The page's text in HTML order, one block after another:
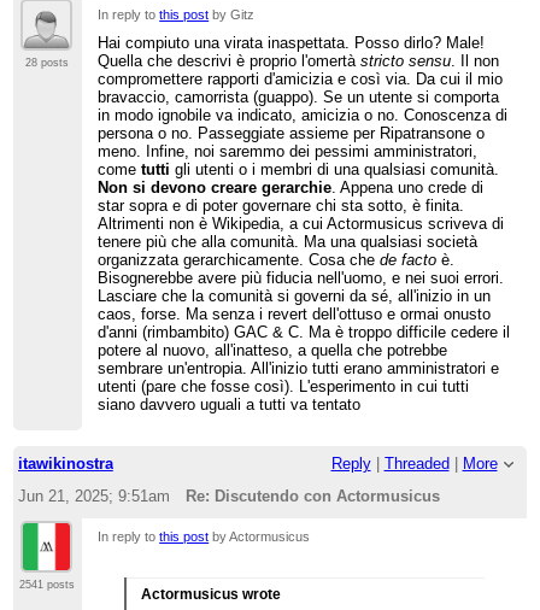
28 posts
In reply tothis post by Gitz
Hai compiuto una virata inaspettata. Posso dirlo? Male!
Quella che descrivi è proprio l'omertàstricto sensu. Il non
compromettere rapporti d'amicizia e così via. Da cui il mio
bravaccio, camorrista (guappo). Se un utente si comporta
in modo ignobile va indicato, amicizia o no. Conoscenza di
persona o no. Passeggiate assieme per Ripatransone o
meno. Infine, noi saremmo dei pessimi amministratori,
cometutti gli utenti o i membri di una qualsiasi comunità.
Non si devono creare gerarchie. Appena uno crede di
star sopra e di poter governare chi sta sotto, è finita.
Altrimenti non è Wikipedia, a cui Actormusicus scriveva di
tenere più che alla comunità. Ma una qualsiasi società
organizzata gerarchicamente. Cosa chede facto è.
Bisognerebbe avere più fiducia nell'uomo, e nei suoi errori.
Lasciare che la comunità si governi da sé, all'inizio in un
caos, forse. Ma senza i revert dell'ottuso e ormai onusto
d'anni (rimbambito) GAC & C. Ma è troppo difficile cedere il
potere al nuovo, all'inatteso, a quella che potrebbe
sembrare un'entropia. All'inizio tutti erano amministratori e
utenti (pare che fosse così). L'esperimento in cui tutti
siano davvero uguali a tutti va tentato
itawikinostra Reply| Threaded | More
Jun 21, 2025; 9:51am
Re: Discutendo con Actormusicus
2541 posts
In reply tothis post by Actormusicus
Actormusicus wrote